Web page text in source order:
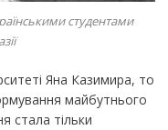
студентами
Яна Казимира, то
майбутнього
стала тільки